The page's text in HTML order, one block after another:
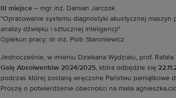
III miejsce– mgr inż. Damian Jarczok
"Opracowanie systemu diagnostyki akustycznej maszyn
analizy dźwięku i sztucznej inteligencji"
Opiekun pracy: dr inż. Piotr Staroniewicz
Jednocześnie, w imieniu Dziekana Wydziału, prof.
Galę Absolwentów 2024/2025, która odbędzie się
podczas której zostaną wręczone Państwu pamiątkowe
Proszę o potwierdzenie obecności na maila